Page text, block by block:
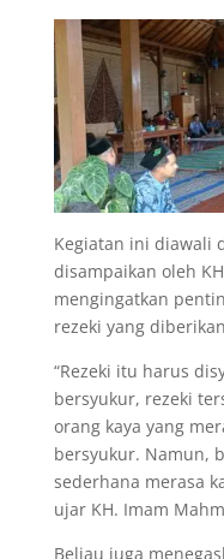
Kegiatan ini diawali
disampaikan oleh
mengingatkan
rezeki yang
“Rezeki itu harus
bersyukur, rezeki
orang kaya yang
bersyukur. Namun,
sederhana merasa
ujar KH. Imam
Beliau juga